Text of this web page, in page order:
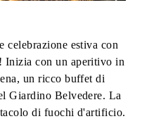
celebrazione estiva con
Inizia con un aperitivo in
un ricco buffet di
Giardino Belvedere. La
di fuochi d'artificio.